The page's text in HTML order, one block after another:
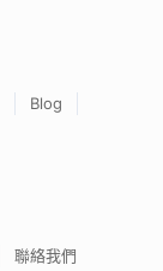
Blog
聯絡我們